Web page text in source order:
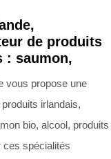
de produits
: saumon,
vous propose une
irlandais,
bio, alcool, produits
ces spécialités